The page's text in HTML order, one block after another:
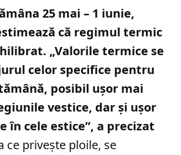
25 mai – 1 iunie,
că regimul termic
„Valorile termice se
celor specifice pentru
posibil ușor mai
vestice, dar și ușor
în cele estice”, a precizat
ce privește ploile, se